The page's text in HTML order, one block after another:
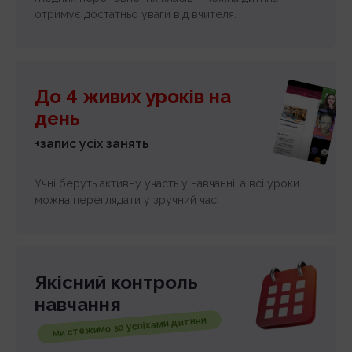
До 4 живих уроків на
день
+запис усіх занять
Учні беруть активну участь у навчанні, а всі уроки
можна переглядати у зручний час.
отримує достатньо уваги від вчителя.
Якісний контроль
навчання
ми стежимо за успіхами дитини